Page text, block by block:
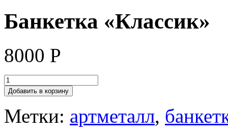
Банкетка «Классик»
8000 Р
Добавить в корзину
Метки: артметалл,